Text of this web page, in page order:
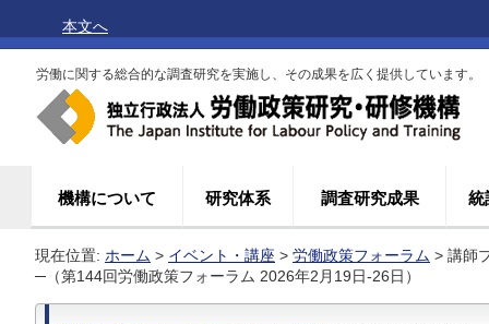
本文へ
労働に関する総合的な調査研究を実施し、その成果を広く提供しています。
機構について 研究体系 調査研究成果 統
現在位置: ホーム > イベント・講座 > 労働政策フォーラム > 講師
─（第144回労働政策フォーラム 2026年2月19日-26日）